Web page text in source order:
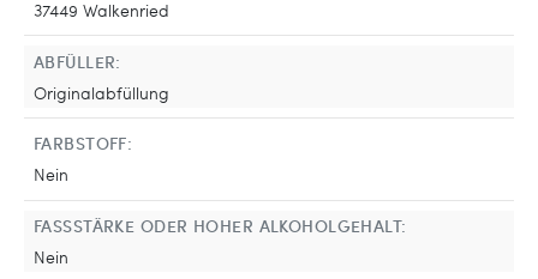
37449 Walkenried
ABFÜLLER:
Originalabfüllung
FARBSTOFF:
Nein
FASSSTÄRKE ODER HOHER ALKOHOLGEHALT:
Nein